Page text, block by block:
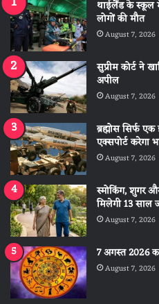
थाईलैंड के स्कूल
लोगों की मौत
August 7, 2026
सुप्रीम कोर्ट ने
अपील
August 7, 2026
ब्रह्मोस सिर्फ
एक्सपोर्ट करेगा
August 7, 2026
स्मोकिंग, शुगर
मिलेगी 13 साल
August 7, 2026
7 अगस्त 2026
August 7, 2026